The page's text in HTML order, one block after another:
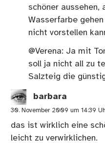
schöner aussehen,
Wasserfarbe
nicht vorstellen
@Verena: Ja mit
soll ja nicht all zu
Salzteig die
barbara
30. November 2009 um 14:39
das ist wirklich eine
leicht zu verwirklichen.